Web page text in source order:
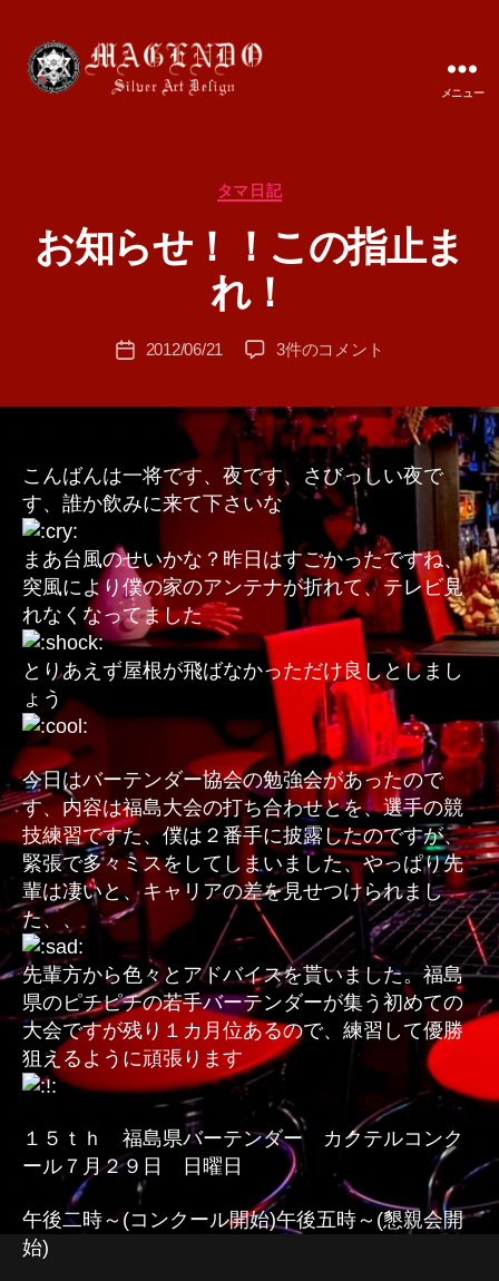
メニュー
カ
ゴ
リ
ー
タマ日記
お知らせ！！この指止ま
れ！
投
T
A
投
2012/06/21
お
せ！！
こ
の
指
止
れ！
へ
3件のコメント
こんばんは一将です、夜です、さびっしい夜で
す、誰か飲みに来て下さいな
まあ台風のせいかな？昨日はすごかったですね、
突風により僕の家のアンテナが折れて、テレビ見
れなくなってました
とりあえず屋根が飛ばなかっただけ良しとしまし
ょう
今日はバーテンダー協会の勉強会があったので
す、内容は福島大会の打ち合わせとを、選手の競
技練習ですた、僕は２番手に披露したのですが、
緊張で多々ミスをしてしまいました、やっぱり先
輩は凄いと、キャリアの差を見せつけられまし
た、、
先輩方から色々とアドバイスを貰いました。福島
県のピチピチの若手バーテンダーが集う初めての
大会ですが残り１カ月位あるので、練習して優勝
狙えるように頑張ります
１５ｔｈ 福島県バーテンダー カクテルコンク
ール７月２９日 日曜日
午後二時～(コンクール開始)午後五時～(懇親会開
始)